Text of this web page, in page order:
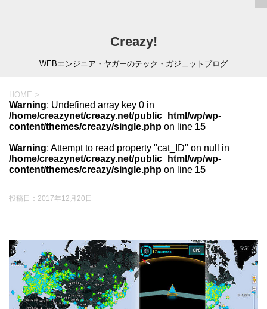
Creazy!
WEBエンジニア・ヤガーのテック・ガジェットブログ
HOME >
Warning: Undefined array key 0 in
/home/creazynet/creazy.net/public_html/wp/wp-
content/themes/creazy/single.php on line 15
Warning: Attempt to read property "cat_ID" on null in
/home/creazynet/creazy.net/public_html/wp/wp-
content/themes/creazy/single.php on line 15
投稿日： 2017年12月20日